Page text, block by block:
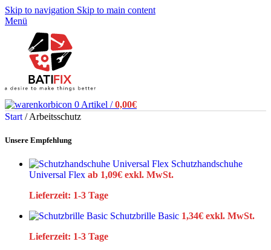
Skip to navigation Skip to main content
Menü
0 Artikel / 0,00€
Start / Arbeitsschutz
Unsere Empfehlung
Schutzhandschuhe
Universal Flex ab 1,09€ exkl. MwSt.
Lieferzeit: 1-3 Tage
Schutzbrille Basic 1,34€ exkl. MwSt.
Lieferzeit: 1-3 Tage